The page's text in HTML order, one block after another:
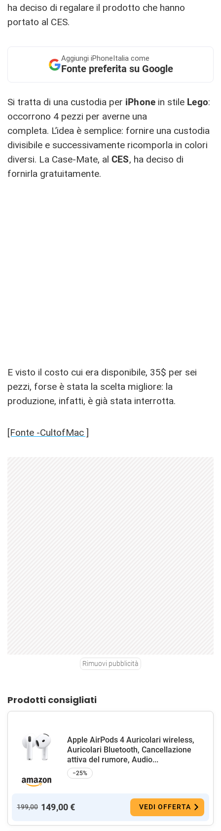
ha deciso di regalare il prodotto che hanno
portato al CES.
Aggiungi iPhoneItalia come
Fonte preferita su Google
Si tratta di una custodia per iPhone in stile Lego:
occorrono 4 pezzi per averne una
completa. L’idea è semplice: fornire una custodia
divisibile e successivamente ricomporla in colori
diversi. La Case-Mate, al CES, ha deciso di
fornirla gratuitamente.
E visto il costo cui era disponibile, 35$ per sei
pezzi, forse è stata la scelta migliore: la
produzione, infatti, è già stata interrotta.
[Fonte -CultofMac ]
Rimuovi pubblicità
Prodotti consigliati
Apple AirPods 4 Auricolari wireless,
Auricolari Bluetooth, Cancellazione
attiva del rumore, Audio...
−25%
199,00 149,00 € VEDI OFFERTA